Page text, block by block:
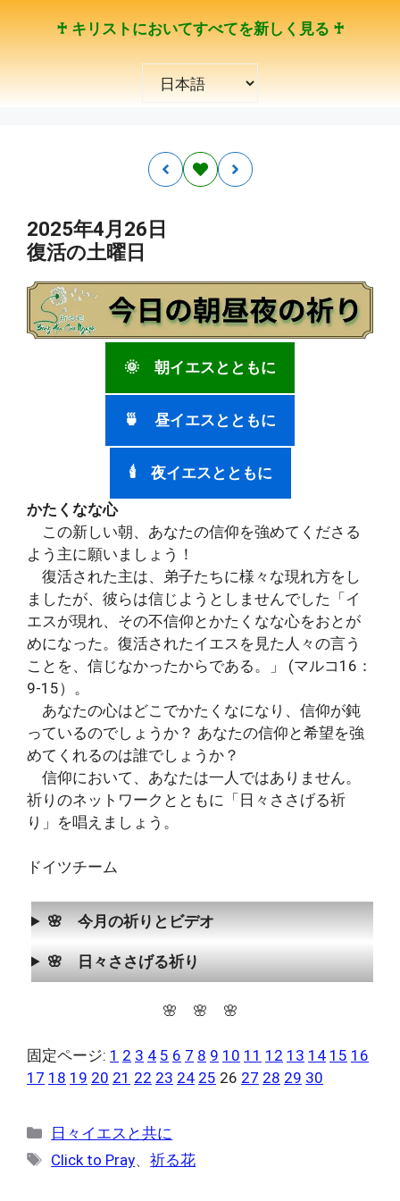
♰ キリストにおいてすべてを新しく見る ♰
択
2025年4月26日
復活の土曜日
🌞 朝イエスとともに
🍵 昼イエスとともに
🕯 夜イエスとともに
かたくなな心
この新しい朝、あなたの信仰を強めてくださる
よう主に願いましょう！
復活された主は、弟子たちに様々な現れ方をし
ましたが、彼らは信じようとしませんでした「イ
エスが現れ、その不信仰とかたくなな心をおとが
めになった。復活されたイエスを見た人々の言う
ことを、信じなかったからである。」 (マルコ16：
9-15）。
あなたの心はどこでかたくなになり、信仰が鈍
っているのでしょうか？ あなたの信仰と希望を強
めてくれるのは誰でしょうか？
信仰において、あなたは一人ではありません。
祈りのネットワークとともに「日々ささげる祈
り」を唱えましょう。
ドイツチーム
🌸 今月の祈りとビデオ
🌸 日々ささげる祈り
🌸 🌸 🌸
固定ページ: 1 2 3 4 5 6 7 8 9 10 11 12 13 14 15 16
17 18 19 20 21 22 23 24 25 26 27 28 29 30
カ
テ
日々イエスと共に
タ
Click to Pray、祈る花